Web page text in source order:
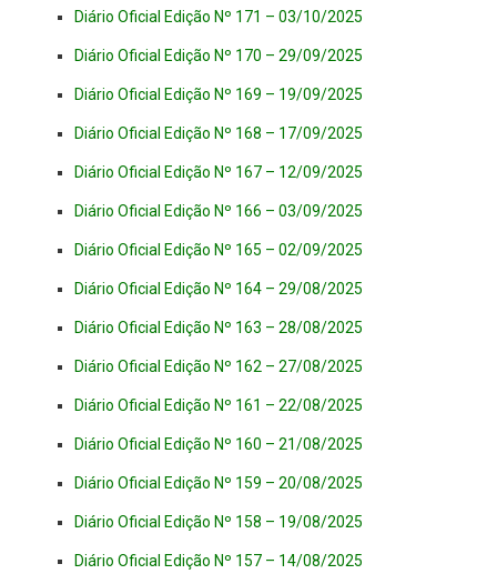
Diário Oficial Edição Nº 171 – 03/10/2025
Diário Oficial Edição Nº 170 – 29/09/2025
Diário Oficial Edição Nº 169 – 19/09/2025
Diário Oficial Edição Nº 168 – 17/09/2025
Diário Oficial Edição Nº 167 – 12/09/2025
Diário Oficial Edição Nº 166 – 03/09/2025
Diário Oficial Edição Nº 165 – 02/09/2025
Diário Oficial Edição Nº 164 – 29/08/2025
Diário Oficial Edição Nº 163 – 28/08/2025
Diário Oficial Edição Nº 162 – 27/08/2025
Diário Oficial Edição Nº 161 – 22/08/2025
Diário Oficial Edição Nº 160 – 21/08/2025
Diário Oficial Edição Nº 159 – 20/08/2025
Diário Oficial Edição Nº 158 – 19/08/2025
Diário Oficial Edição Nº 157 – 14/08/2025